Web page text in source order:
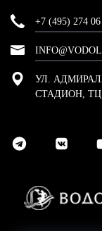
+7 (495) 274
УЛ.
СТАДИОН,